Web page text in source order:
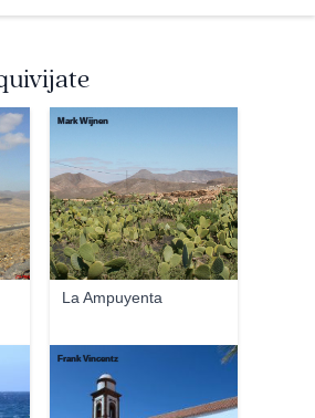
La Ampuyenta
Mark Wijnen
Frank Vincentz